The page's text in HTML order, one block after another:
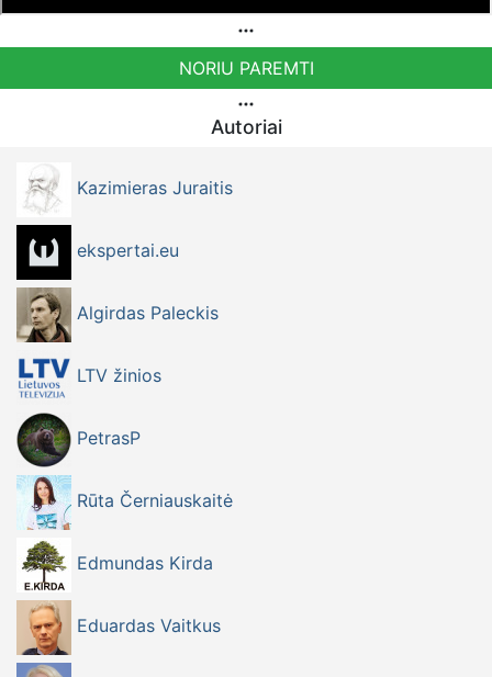
NORIU PAREMTI
Autoriai
Kazimieras Juraitis
ekspertai.eu
Algirdas Paleckis
LTV žinios
PetrasP
Rūta Černiauskaitė
Edmundas Kirda
Eduardas Vaitkus